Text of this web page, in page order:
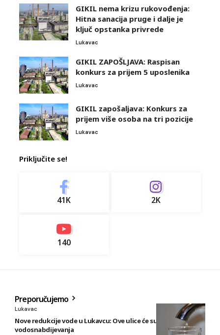
GIKIL nema krizu rukovođenja:
Hitna sanacija pruge i dalje je
ključ opstanka privrede
Lukavac
GIKIL ZAPOŠLJAVA: Raspisan
konkurs za prijem 5 uposlenika
Lukavac
GIKIL zapošaljava: Konkurs za
prijem više osoba na tri pozicije
Lukavac
Priključite se!
41K 2K
140
Preporučujemo
Lukavac
Nove redukcije vode u Lukavcu: Ove ulice će sutra biti bez
vodosnabdijevanja